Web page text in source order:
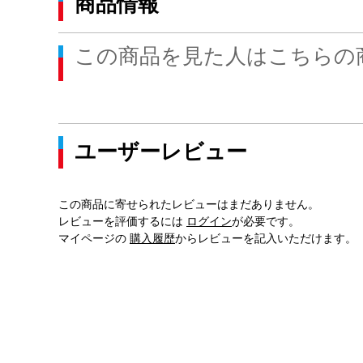
この商品を見た人はこちら
ユーザーレビュー
この商品に寄せられたレビューはまだありません。
レビューを評価するには ログインが必要です。
マイページの 購入履歴からレビューを記入いただけます。